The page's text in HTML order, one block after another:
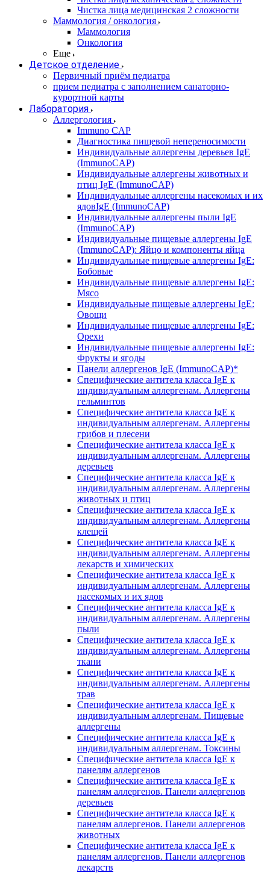
Чистка лица медицинская 2 сложности
Маммология / онкология
Маммология
Онкология
Еще
Детское отделение
Первичный приём педиатра
прием педиатра с заполнением санаторно-
курортной карты
Лаборатория
Аллергология
Immuno CAP
Диагностика пищевой непереносимости
Индивидуальные аллергены деревьев IgE
(ImmunoCAP)
Индивидуальные аллергены животных и
птиц IgE (ImmunoCAP)
Индивидуальные аллергены насекомых и их
ядовIgE (ImmunoCAP)
Индивидуальные аллергены пыли IgE
(ImmunoCAP)
Индивидуальные пищевые аллергены IgE
(ImmunoCAP): Яйцо и компоненты яйца
Индивидуальные пищевые аллергены IgE:
Бобовые
Индивидуальные пищевые аллергены IgE:
Мясо
Индивидуальные пищевые аллергены IgE:
Овощи
Индивидуальные пищевые аллергены IgE:
Орехи
Индивидуальные пищевые аллергены IgE:
Фрукты и ягоды
Панели аллергенов IgE (ImmunoCAP)*
Специфические антитела класса IgE к
индивидуальным аллергенам. Аллергены
гельминтов
Специфические антитела класса IgE к
индивидуальным аллергенам. Аллергены
грибов и плесени
Специфические антитела класса IgE к
индивидуальным аллергенам. Аллергены
деревьев
Специфические антитела класса IgE к
индивидуальным аллергенам. Аллергены
животных и птиц
Специфические антитела класса IgE к
индивидуальным аллергенам. Аллергены
клещей
Специфические антитела класса IgE к
индивидуальным аллергенам. Аллергены
лекарств и химических
Специфические антитела класса IgE к
индивидуальным аллергенам. Аллергены
насекомых и их ядов
Специфические антитела класса IgE к
индивидуальным аллергенам. Аллергены
пыли
Специфические антитела класса IgE к
индивидуальным аллергенам. Аллергены
ткани
Специфические антитела класса IgE к
индивидуальным аллергенам. Аллергены
трав
Специфические антитела класса IgE к
индивидуальным аллергенам. Пищевые
аллергены
Специфические антитела класса IgE к
индивидуальным аллергенам. Токсины
Специфические антитела класса IgE к
панелям аллергенов
Специфические антитела класса IgE к
панелям аллергенов. Панели аллергенов
деревьев
Специфические антитела класса IgE к
панелям аллергенов. Панели аллергенов
животных
Специфические антитела класса IgE к
панелям аллергенов. Панели аллергенов
лекарств